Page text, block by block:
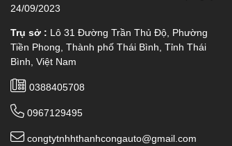
24/09/2023
Trụ sở : Lô 31 Đường Trần Thủ Độ, Phường
Tiền Phong, Thành phố Thái Bình, Tỉnh Thái
Bình, Việt Nam
0388405708
0967129495
congtytnhhthanhcongauto@gmail.com